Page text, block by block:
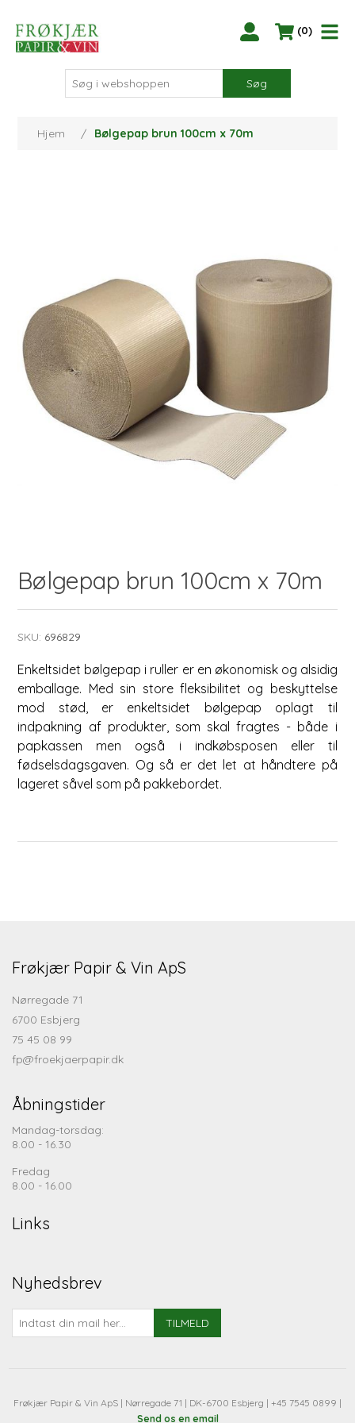
(0)
Søg
Hjem / Bølgepap brun 100cm x 70m
Bølgepap brun 100cm x 70m
SKU: 696829
Enkeltsidet bølgepap i ruller er en økonomisk og alsidig
emballage. Med sin store fleksibilitet og beskyttelse
mod stød, er enkeltsidet bølgepap oplagt til
indpakning af produkter, som skal fragtes - både i
papkassen men også i indkøbsposen eller til
fødselsdagsgaven. Og så er det let at håndtere på
lageret såvel som på pakkebordet.
Frøkjær Papir & Vin ApS
Nørregade 71
6700 Esbjerg
75 45 08 99
fp@froekjaerpapir.dk
Åbningstider
Mandag-torsdag:
8.00 - 16.30
Fredag
8.00 - 16.00
Links
Nyhedsbrev
TILMELD
Frøkjær Papir & Vin ApS | Nørregade 71 | DK-6700 Esbjerg | +45 7545 0899 |
Send os en email